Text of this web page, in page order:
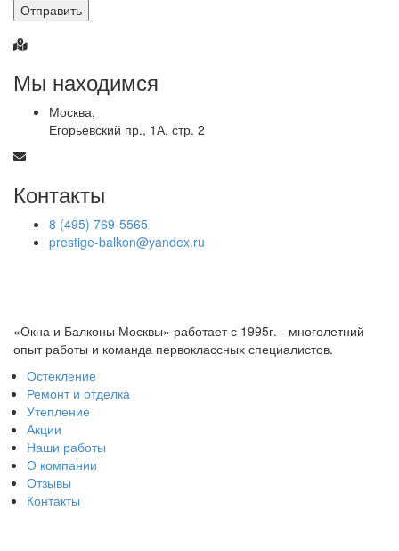
Отправить
Мы находимся
Москва,
Егорьевский пр., 1А, стр. 2
Контакты
8 (495) 769-5565
prestige-balkon@yandex.ru
«Окна и Балконы Москвы» работает с 1995г. - многолетний
опыт работы и команда первоклассных специалистов.
Остекление
Ремонт и отделка
Утепление
Акции
Наши работы
О компании
Отзывы
Контакты